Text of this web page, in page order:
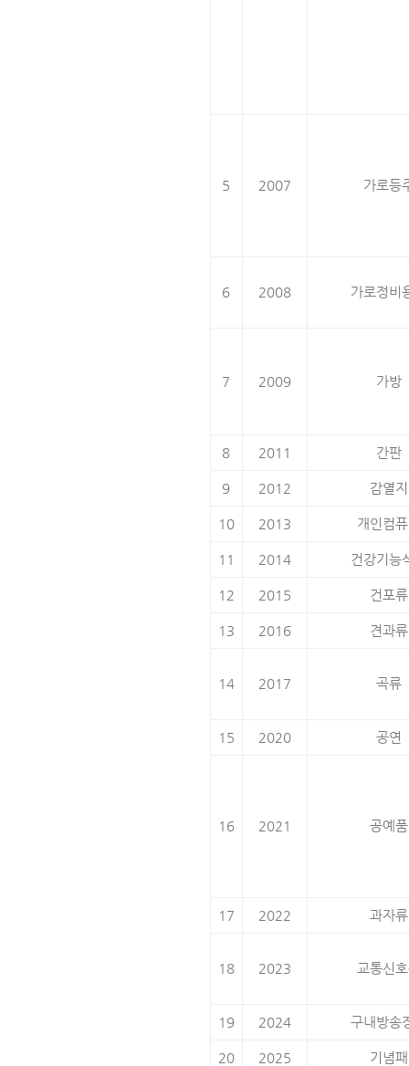
5 2007 가로등
6 2008 가로정비
7 2009 가방
8 2011 간판
9 2012 감열지
10 2013 개인컴
11 2014 건강기능
12 2015 건포류
13 2016 견과류
14 2017 곡류
15 2020 공연
16 2021 공예품
17 2022 과자류
18 2023 교통신
19 2024 구내방송
20 2025 기념패